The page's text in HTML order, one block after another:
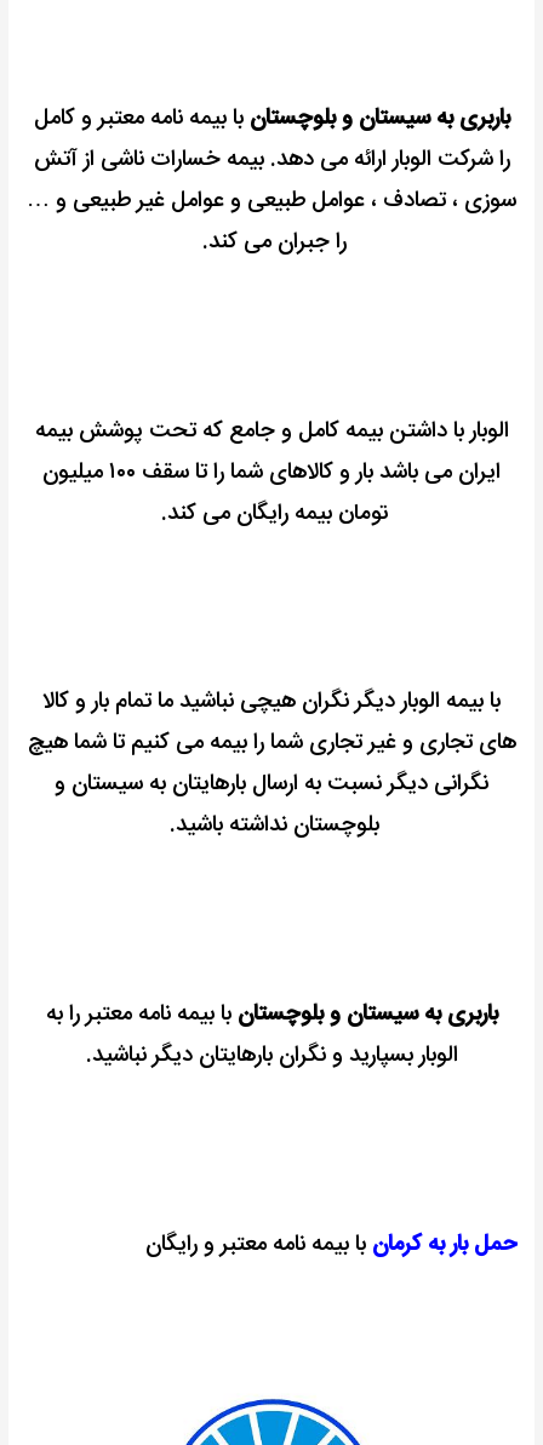
باربری به سیستان و بلوچستان با بیمه نامه معتبر و کامل
را شرکت الوبار ارائه می دهد.بیمه خسارات ناشی از آتش
سوزی ، تصادف ، عوامل طبیعی و عوامل غیر طبیعی و …
را جبران می کند.
الوبار با داشتن بیمه کامل و جامع که تحت پوشش بیمه
ایران می باشد بار و کالاهای شما را تا سقف ۱۰۰ میلیون
تومان بیمه رایگان می کند.
با بیمه الوبار دیگر نگران هیچی نباشید ما تمام بار و کالا
های تجاری و غیر تجاری شما را بیمه می کنیم تا شما هیچ
نگرانی دیگر نسبت به ارسال بارهایتان به سیستان و
بلوچستان نداشته باشید.
باربری به سیستان و بلوچستان با بیمه نامه معتبر را به
الوبار بسپارید و نگران بارهایتان دیگر نباشید.
حمل بار به کرمان با بیمه نامه معتبر و رایگان